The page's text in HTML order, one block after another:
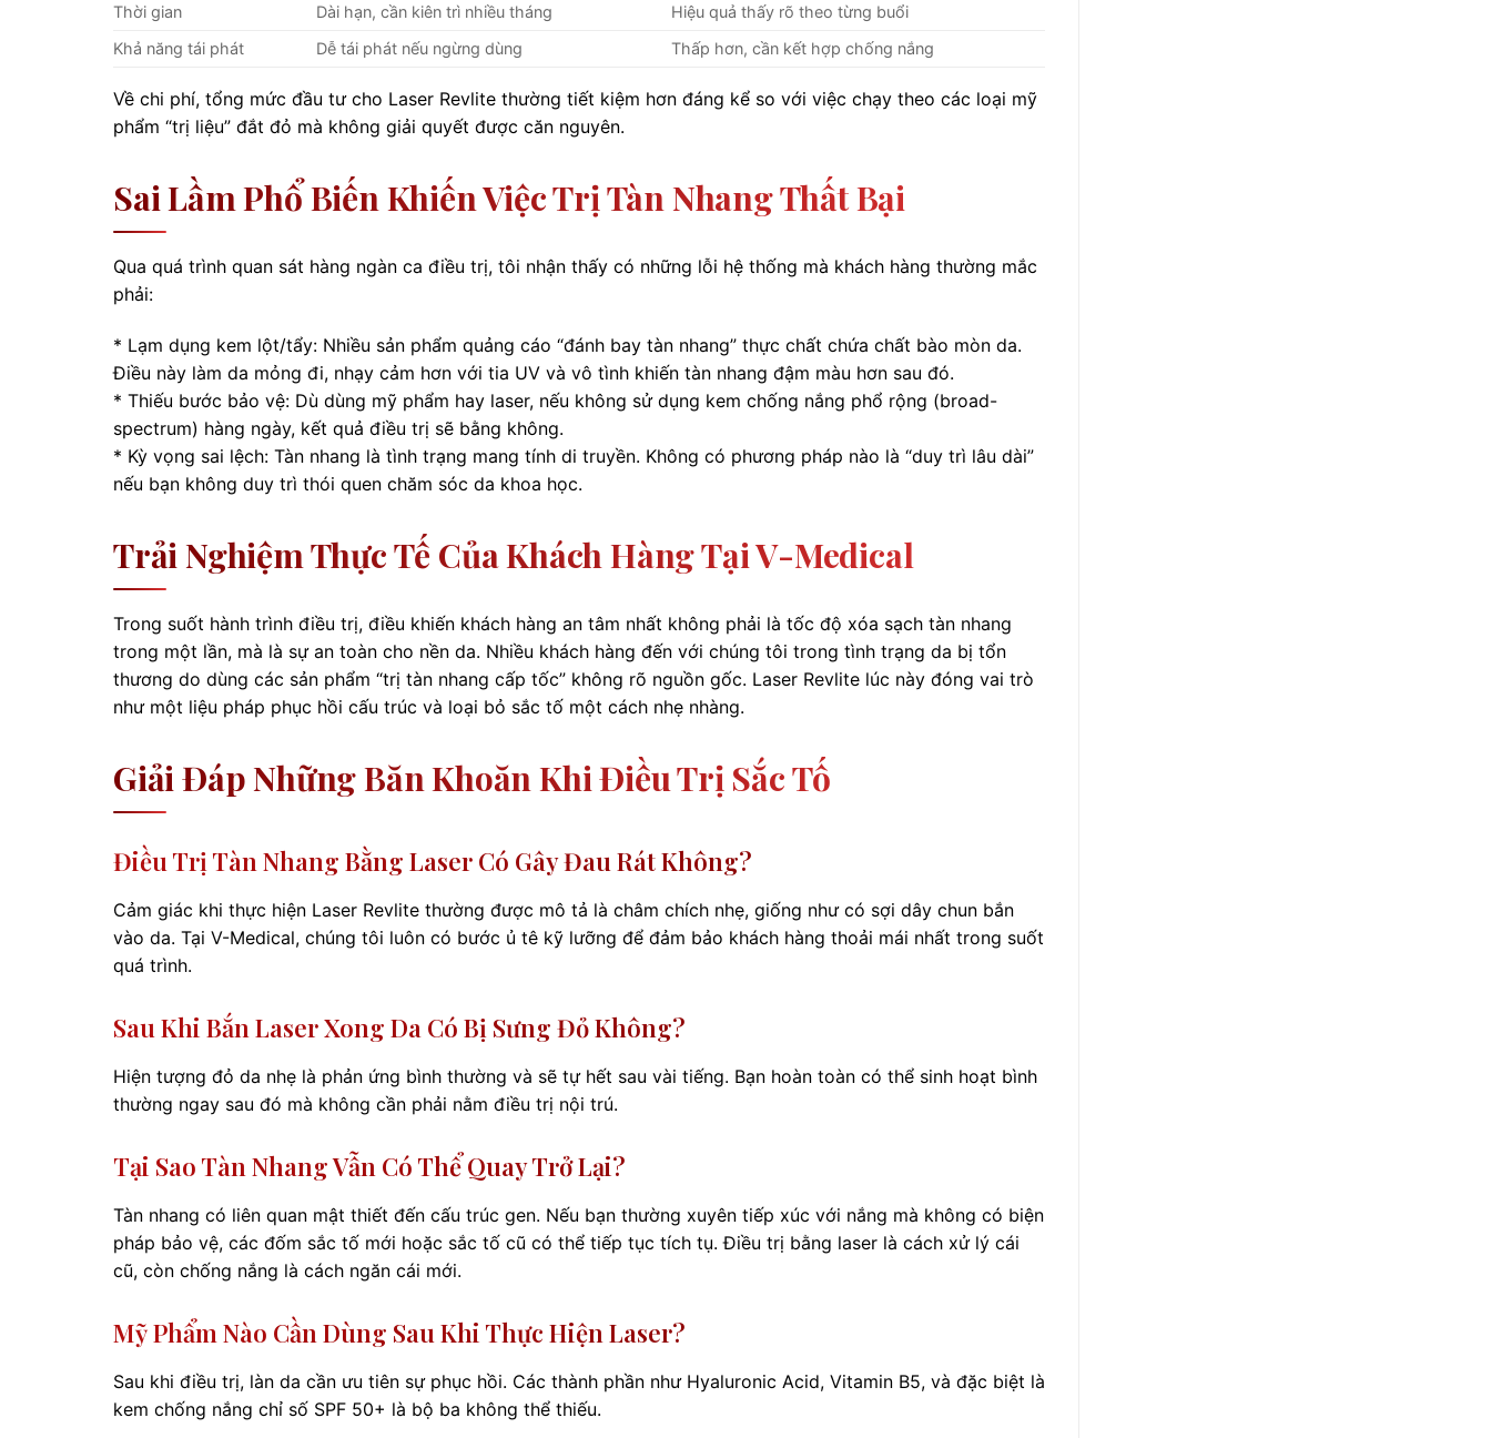
Thời gian
Dài hạn, cần kiên trì nhiều tháng
Hiệu quả thấy rõ theo từng buổi
Khả năng tái phát
Dễ tái phát nếu ngừng dùng Thấp hơn, cần kết hợp chống nắng
Về chi phí, tổng mức đầu tư cho Laser Revlite thường tiết kiệm hơn đáng kể so với việc chạy theo các loại mỹ
phẩm “trị liệu” đắt đỏ mà không giải quyết được căn nguyên.
Sai Lầm Phổ Biến Khiến Việc Trị Tàn Nhang Thất Bại
Qua quá trình quan sát hàng ngàn ca điều trị, tôi nhận thấy có những lỗi hệ thống mà khách hàng thường mắc
phải:
* Lạm dụng kem lột/tẩy: Nhiều sản phẩm quảng cáo “đánh bay tàn nhang” thực chất chứa chất bào mòn da.
Điều này làm da mỏng đi, nhạy cảm hơn với tia UV và vô tình khiến tàn nhang đậm màu hơn sau đó.
* Thiếu bước bảo vệ: Dù dùng mỹ phẩm hay laser, nếu không sử dụng kem chống nắng phổ rộng (broad-
spectrum) hàng ngày, kết quả điều trị sẽ bằng không.
* Kỳ vọng sai lệch: Tàn nhang là tình trạng mang tính di truyền. Không có phương pháp nào là “duy trì lâu dài”
nếu bạn không duy trì thói quen chăm sóc da khoa học.
Trải Nghiệm Thực Tế Của Khách Hàng Tại V-Medical
Trong suốt hành trình điều trị, điều khiến khách hàng an tâm nhất không phải là tốc độ xóa sạch tàn nhang
trong một lần, mà là sự an toàn cho nền da. Nhiều khách hàng đến với chúng tôi trong tình trạng da bị tổn
thương do dùng các sản phẩm “trị tàn nhang cấp tốc” không rõ nguồn gốc. Laser Revlite lúc này đóng vai trò
như một liệu pháp phục hồi cấu trúc và loại bỏ sắc tố một cách nhẹ nhàng.
Giải Đáp Những Băn Khoăn Khi Điều Trị Sắc Tố
Điều Trị Tàn Nhang Bằng Laser Có Gây Đau Rát Không?
Cảm giác khi thực hiện Laser Revlite thường được mô tả là châm chích nhẹ, giống như có sợi dây chun bắn
vào da. Tại V-Medical, chúng tôi luôn có bước ủ tê kỹ lưỡng để đảm bảo khách hàng thoải mái nhất trong suốt
quá trình.
Sau Khi Bắn Laser Xong Da Có Bị Sưng Đỏ Không?
Hiện tượng đỏ da nhẹ là phản ứng bình thường và sẽ tự hết sau vài tiếng. Bạn hoàn toàn có thể sinh hoạt bình
thường ngay sau đó mà không cần phải nằm điều trị nội trú.
Tại Sao Tàn Nhang Vẫn Có Thể Quay Trở Lại?
Tàn nhang có liên quan mật thiết đến cấu trúc gen. Nếu bạn thường xuyên tiếp xúc với nắng mà không có biện
pháp bảo vệ, các đốm sắc tố mới hoặc sắc tố cũ có thể tiếp tục tích tụ. Điều trị bằng laser là cách xử lý cái
cũ, còn chống nắng là cách ngăn cái mới.
Mỹ Phẩm Nào Cần Dùng Sau Khi Thực Hiện Laser?
Sau khi điều trị, làn da cần ưu tiên sự phục hồi. Các thành phần như Hyaluronic Acid, Vitamin B5, và đặc biệt là
kem chống nắng chỉ số SPF 50+ là bộ ba không thể thiếu.